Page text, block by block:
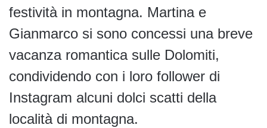
festività in montagna. Martina e
Gianmarco si sono concessi una breve
vacanza romantica sulle Dolomiti,
condividendo con i loro follower di
Instagram alcuni dolci scatti della
località di montagna.